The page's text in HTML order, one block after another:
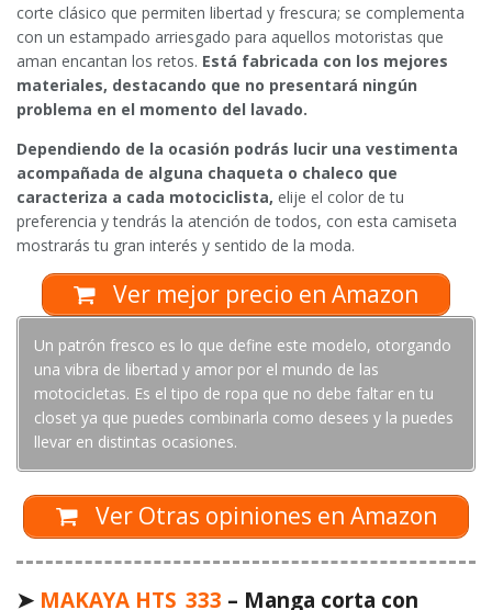
corte clásico que permiten libertad y frescura; se complementa
con un estampado arriesgado para aquellos motoristas que
aman encantan los retos. Está fabricada con los mejores
materiales, destacando que no presentará ningún
problema en el momento del lavado.
Dependiendo de la ocasión podrás lucir una vestimenta
acompañada de alguna chaqueta o chaleco que
caracteriza a cada motociclista, elije el color de tu
preferencia y tendrás la atención de todos, con esta camiseta
mostrarás tu gran interés y sentido de la moda.
Ver mejor precio en Amazon
Un patrón fresco es lo que define este modelo, otorgando
una vibra de libertad y amor por el mundo de las
motocicletas. Es el tipo de ropa que no debe faltar en tu
closet ya que puedes combinarla como desees y la puedes
llevar en distintas ocasiones.
Ver Otras opiniones en Amazon
➤ MAKAYA HTS_333 – Manga corta con